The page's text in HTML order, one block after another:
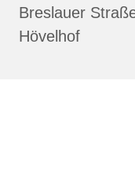
Breslauer
Hövelhof